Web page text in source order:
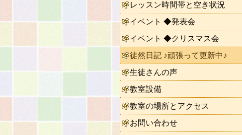
レッスン時間帯と空き状況
イベント ◆発表会
イベント ◆クリスマス会
徒然日記 ♪頑張って更新中♪
生徒さんの声
教室設備
教室の場所とアクセス
お問い合わせ